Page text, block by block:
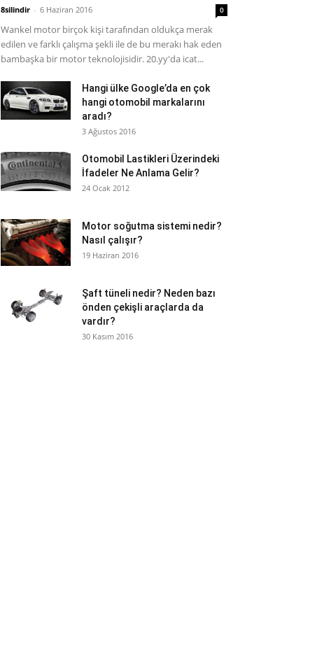
8silindir - 6 Haziran 2016 0
Wankel motor birçok kişi tarafından oldukça merak
edilen ve farklı çalışma şekli ile de bu merakı hak eden
bambaşka bir motor teknolojisidir. 20.yy'da icat...
Hangi ülke Google’da en çok
hangi otomobil markalarını
aradı?
3 Ağustos 2016
Otomobil Lastikleri Üzerindeki
İfadeler Ne Anlama Gelir?
24 Ocak 2012
Motor soğutma sistemi nedir?
Nasıl çalışır?
19 Haziran 2016
Şaft tüneli nedir? Neden bazı
önden çekişli araçlarda da
vardır?
30 Kasım 2016